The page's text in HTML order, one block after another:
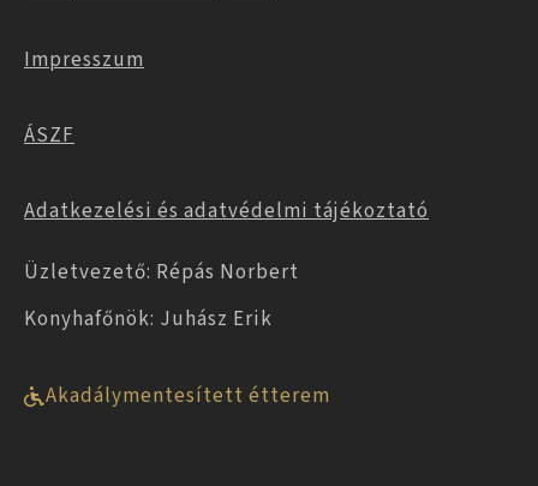
Impresszum
ÁSZF
Adatkezelési és adatvédelmi tájékoztató
Üzletvezető: Répás Norbert
Konyhafőnök: Juhász Erik
Akadálymentesített étterem